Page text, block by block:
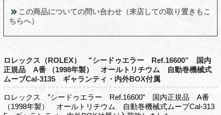
この商品についての問い合わせ（来店しての取り置きもこ
ちらへ）
ロレックス（ROLEX） ”シードゥエラー Ref.16600” 国内
正規品 A番 （1998年製） オールトリチウム 自動巻機械式
ムーブCal-3135 ギャランティ・内外BOX付属
ロレックス ”シードゥエラー Ref.16600” 国内正規品 A番
（1998年製） オールトリチウム 自動巻機械式ムーブCal-313